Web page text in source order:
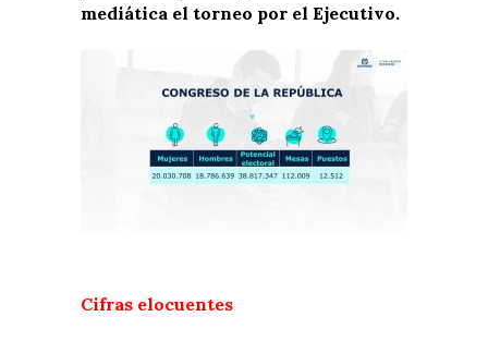
mediática el torneo por el Ejecutivo.
Cifras elocuentes